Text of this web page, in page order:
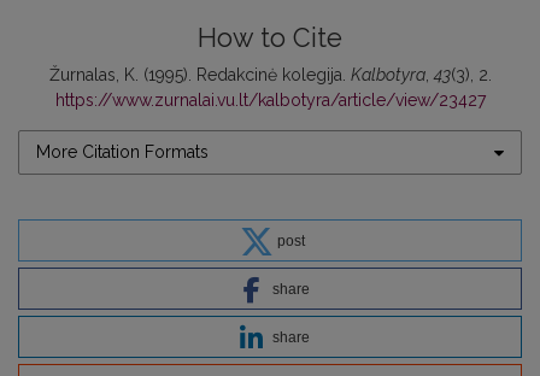
How to Cite
Žurnalas, K. (1995). Rеdаkсinė kolegija. Kalbotyra,43(3), 2.
https://www.zurnalai.vu.lt/kalbotyra/article/view/23427
More Citation Formats
post
share
share